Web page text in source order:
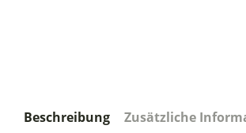
Beschreibung Zusätzliche